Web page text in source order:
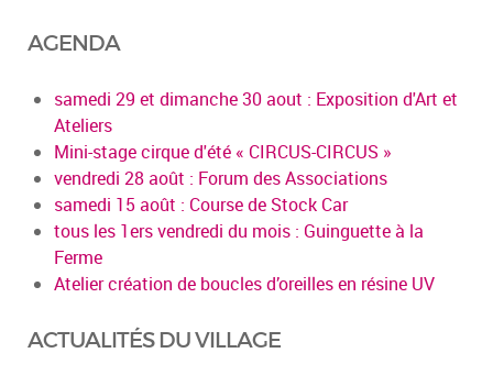
AGENDA
samedi 29 et dimanche 30 aout : Exposition d'Art et
Ateliers
Mini-stage cirque d'été « CIRCUS-CIRCUS »
vendredi 28 août : Forum des Associations
samedi 15 août : Course de Stock Car
tous les 1ers vendredi du mois : Guinguette à la
Ferme
Atelier création de boucles d’oreilles en résine UV
ACTUALITÉS DU VILLAGE